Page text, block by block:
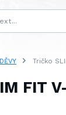
Tričko
FIT